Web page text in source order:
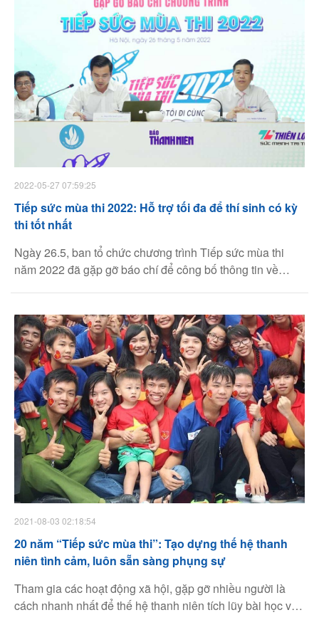
2022-05-27 07:59:25
Tiếp sức mùa thi 2022: Hỗ trợ tối đa để thí sinh có kỳ
thi tốt nhất
Ngày 26.5, ban tổ chức chương trình Tiếp sức mùa thi
năm 2022 đã gặp gỡ báo chí để công bố thông tin về
2021-08-03 02:18:54
20 năm “Tiếp sức mùa thi”: Tạo dựng thế hệ thanh
niên tình cảm, luôn sẵn sàng phụng sự
Tham gia các hoạt động xã hội, gặp gỡ nhiều người là
cách nhanh nhất để thế hệ thanh niên tích lũy bài học về
Facebook
Youtube
Linkedin